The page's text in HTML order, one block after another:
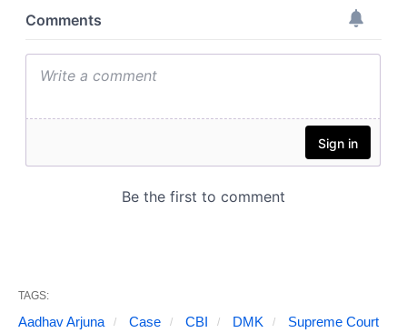
TAGS:
Aadhav Arjuna Case CBI DMK
Supreme Court